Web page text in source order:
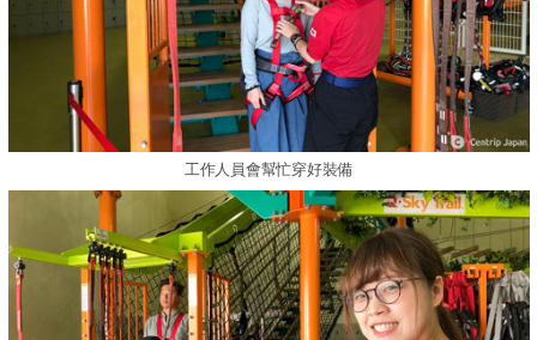
工作人員會幫忙穿好裝備